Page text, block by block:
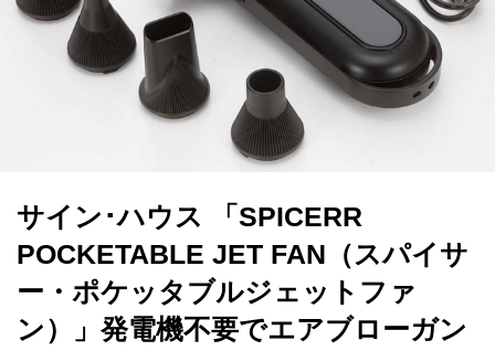
サイン･ハウス 「SPICERR
POCKETABLE JET FAN（スパイサ
ー・ポケッタブルジェットファ
ン）」発電機不要でエアブローガン